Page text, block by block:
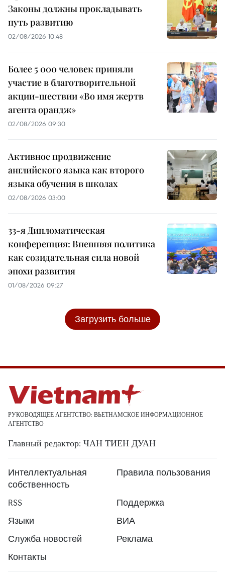
Законы должны прокладывать
путь развитию
02/08/2026 10:48
Более 5 000 человек приняли
участие в благотворительной
акции-шествии «Во имя жертв
агента орандж»
02/08/2026 09:30
Активное продвижение
английского языка как второго
языка обучения в школах
02/08/2026 03:00
33-я Дипломатическая
конференция: Внешняя политика
как созидательная сила новой
эпохи развития
01/08/2026 09:27
Загрузить больше
РУКОВОДЯЩЕЕ АГЕНТСТВО: ВЬЕТНАМСКОЕ ИНФОРМАЦИОННОЕ
АГЕНТСТВО
Главный редактор: ЧАН ТИЕН ДУАН
Интеллектуальная
собственность
Правила пользования
RSS
Поддержка
Языки
ВИА
Служба новостей
Реклама
Контакты